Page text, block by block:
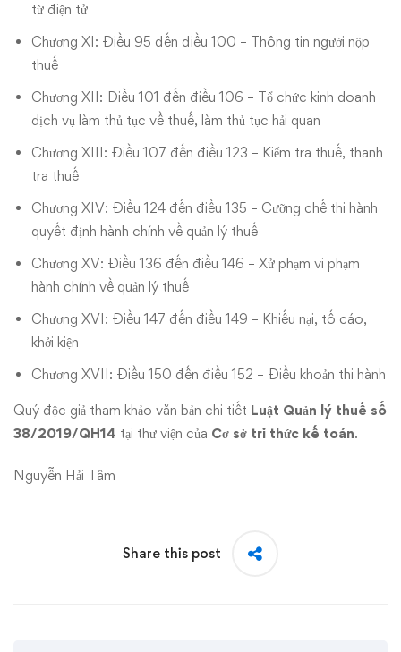
từ điện tử
Chương XI: Điều 95 đến điều 100 – Thông tin người nộp
thuế
Chương XII: Điều 101 đến điều 106 – Tổ chức kinh doanh
dịch vụ làm thủ tục về thuế, làm thủ tục hải quan
Chương XIII: Điều 107 đến điều 123 – Kiểm tra thuế, thanh
tra thuế
Chương XIV: Điều 124 đến điều 135 – Cưỡng chế thi hành
quyết định hành chính về quản lý thuế
Chương XV: Điều 136 đến điều 146 – Xử phạm vi phạm
hành chính về quản lý thuế
Chương XVI: Điều 147 đến điều 149 – Khiếu nại, tố cáo,
khởi kiện
Chương XVII: Điều 150 đến điều 152 – Điều khoản thi hành
Quý độc giả tham khảo văn bản chi tiết Luật Quản lý thuế số
38/2019/QH14 tại thư viện của Cơ sở tri thức kế toán.
Nguyễn Hải Tâm
Share this post